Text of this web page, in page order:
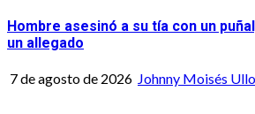
Hombre asesinó a su tía con un
un allegado
7 de agosto de 2026 Johnny Moisés